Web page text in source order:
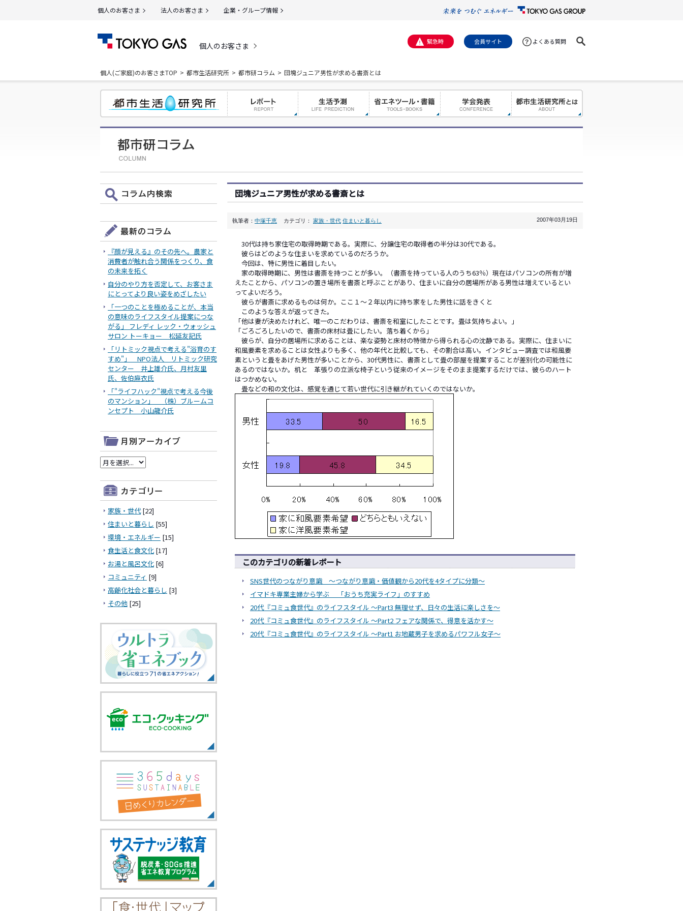
個人のお客さま 法人のお客さま 企業・グループ情報
個人のお客さま 緊急時 会員サイト よくある質問
個人(ご家庭)のお客さまTOP 都市生活研究所 都市研コラム 団塊ジュニア男性が求める書斎とは
団塊ジュニア男性が求める書斎とは
執筆者： 中塚千恵 カテゴリ： 家族・世代 住まいと暮らし 2007年03月19日
30代は持ち家住宅の取得時期である。実際に、分譲住宅の取得者の半分は30代である。
彼らはどのような住まいを求めているのだろうか。
今回は、特に男性に着目したい。
家の取得時期に、男性は書斎を持つことが多い。（書斎を持っている人のうち63％）現在はパソコンの所有が増
えたことから、パソコンの置き場所を書斎と呼ぶことがあり、住まいに自分の居場所がある男性は増えているとい
ってよいだろう。
彼らが書斎に求めるものは何か。ここ１～２年以内に持ち家をした男性に話をきくと
このような答えが返ってきた。
「他は妻が決めたけれど、唯一のこだわりは、書斎を和室にしたことです。畳は気持ちよい。」
「ごろごろしたいので、書斎の床材は畳にしたい。落ち着くから」
彼らが、自分の居場所に求めることは、楽な姿勢と床材の特徴から得られる心の沈静である。実際に、住まいに
和風要素を求めることは女性よりも多く、他の年代と比較しても、その割合は高い。インタビュー調査では和風要
素というと畳をあげた男性が多いことから、30代男性に、書斎として畳の部屋を提案することが差別化の可能性に
あるのではないか。机と 革張りの立派な椅子という従来のイメージをそのまま提案するだけでは、彼らのハート
はつかめない。
畳などの和の文化は、感覚を通じて若い世代に引き継がれていくのではないか。
このカテゴリの新着レポート
SNS世代のつながり意識 ～つながり意識・価値観から20代を4タイプに分類～
イマドキ専業主婦から学ぶ 「おうち充実ライフ」のすすめ
20代『コミュ食世代』のライフスタイル ～Part3 無理せず、日々の生活に楽しさを～
20代『コミュ食世代』のライフスタイル ～Part2 フェアな関係で、得意を活かす～
20代『コミュ食世代』のライフスタイル ～Part1 お地蔵男子を求めるパワフル女子～
『顔が見える』のその先へ。農家と
消費者が触れ合う関係をつくり、食
の未来を拓く
自分のやり方を否定して、お客さま
にとってより良い姿をめざしたい
「一つのことを極めることが、本当
の意味のライフスタイル提案につな
がる」 フレディ レック・ウォッシュ
サロン トーキョー 松延友記氏
「リトミック視点で考える"浴育のす
すめ"」 NPO法人 リトミック研究
センター 井上雄介氏、月村友里
氏、佐伯麻衣氏
「"ライフハック"視点で考える今後
のマンション」 （株）ブルームコ
ンセプト 小山龍介氏
家族・世代[22]
住まいと暮らし [55]
環境・エネルギー [15]
食生活と食文化 [17]
お湯と風呂文化 [6]
コミュニティ [9]
高齢化社会と暮らし [3]
その他 [25]